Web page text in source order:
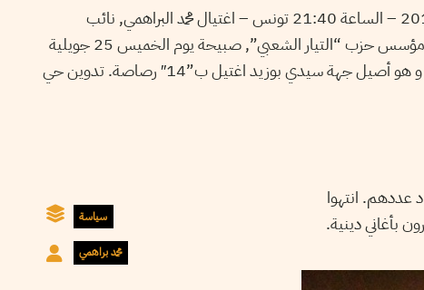
تونس – اغتيال محمد البراهمي, نائب
مستقيل من حزب الشعب و مؤسس حزب “التيار الشعبي”, صبيحة يوم الخميس 25 جويلية
عند خروجه من منزله. النائب و هو أصيل جهة سيدي بوزيد اغتيل ب”14″ رصاصة. تدوين حي
سياسة
محمد براهمي
عددهم. انتهوا
بأغاني دينية.